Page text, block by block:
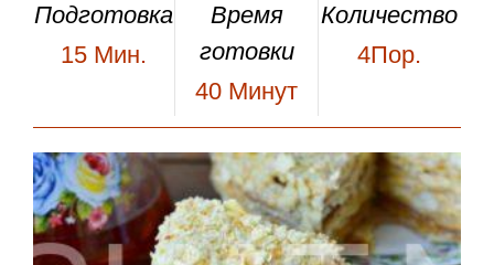
Подготовка
15 Мин.
Время
готовки
40 Минут
Количество
4Пор.